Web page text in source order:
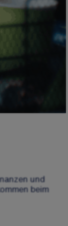
und
beim